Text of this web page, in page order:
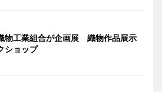
物工業組合が企画展 織物作品展示
ショップ